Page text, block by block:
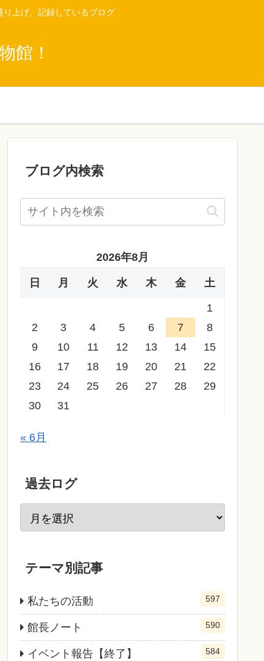
り上げ、記録しているブログ
館！
ブログ内検索
2026年8月
日 月 火 水 木 金 土
1
2
3 4 5 6 7
8
9
10 11 12 13 14
15
16
17 18 19 20 21
22
23
24 25 26 27 28
29
30
31
« 6月
過去ログ
テーマ別記事
私たちの活動 597
館長ノート 590
イベント報告【終了】 584